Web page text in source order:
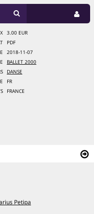
3.00 EUR
PDF
2018-11-07
BALLET 2000
DANSE
FR
FRANCE
Petipa